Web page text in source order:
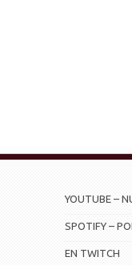
YOUTUBE –
SPOTIFY –
EN TWITCH